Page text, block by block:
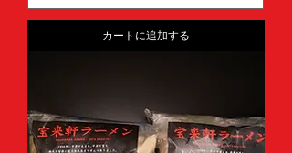
カートに追加する